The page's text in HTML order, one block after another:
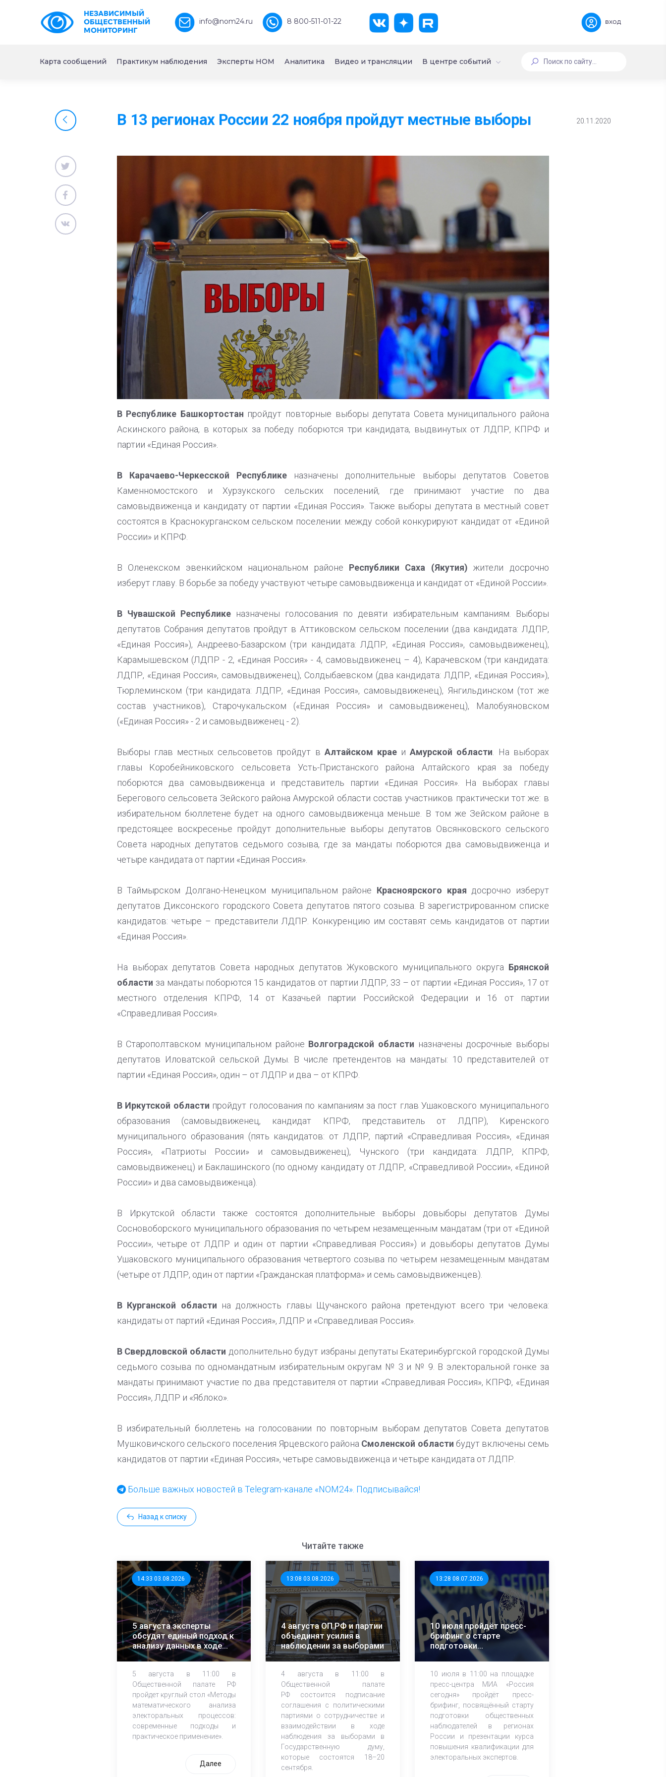
НЕЗАВИСИМЫЙ
ОБЩЕСТВЕННЫЙ
МОНИТОРИНГ
info@nom24.ru 8 800-511-01-22 вход
Карта сообщений Практикум наблюдения Эксперты НОМ Аналитика Видео и трансляции В центре событий
В 13 регионах России 22 ноября пройдут местные выборы 20.11.2020
В Республике Башкортостан пройдут повторные выборы депутата Совета муниципального района
Аскинского района, в которых за победу поборются три кандидата, выдвинутых от ЛДПР, КПРФ и
партии «Единая Россия».
В Карачаево-Черкесской Республике назначены дополнительные выборы депутатов Советов
Каменномостского и Хурзукского сельских поселений, где принимают участие по два
самовыдвиженца и кандидату от партии «Единая Россия». Также выборы депутата в местный совет
состоятся в Краснокурганском сельском поселении: между собой конкурируют кандидат от «Единой
России» и КПРФ.
В Оленекском эвенкийском национальном районе Республики Саха (Якутия) жители досрочно
изберут главу. В борьбе за победу участвуют четыре самовыдвиженца и кандидат от «Единой России».
В Чувашской Республике назначены голосования по девяти избирательным кампаниям. Выборы
депутатов Собрания депутатов пройдут в Аттиковском сельском поселении (два кандидата: ЛДПР,
«Единая Россия»), Андреево-Базарском (три кандидата: ЛДПР, «Единая Россия», самовыдвиженец),
Карамышевском (ЛДПР - 2, «Единая Россия» - 4, самовыдвиженец – 4), Карачевском (три кандидата:
ЛДПР, «Единая Россия», самовыдвиженец), Солдыбаевском (два кандидата: ЛДПР, «Единая Россия»),
Тюрлеминском (три кандидата: ЛДПР, «Единая Россия», самовыдвиженец), Янгильдинском (тот же
состав участников), Старочукальском («Единая Россия» и самовыдвиженец), Малобуяновском
(«Единая Россия» - 2 и самовыдвиженец - 2).
Выборы глав местных сельсоветов пройдут в Алтайском краеиАмурской области . На выборах
главы Коробейниковского сельсовета Усть-Пристанского района Алтайского края за победу
поборются два самовыдвиженца и представитель партии «Единая Россия». На выборах главы
Берегового сельсовета Зейского района Амурской области состав участников практически тот же: в
избирательном бюллетене будет на одного самовыдвиженца меньше. В том же Зейском районе в
предстоящее воскресенье пройдут дополнительные выборы депутатов Овсянковского сельского
Совета народных депутатов седьмого созыва, где за мандаты поборются два самовыдвиженца и
четыре кандидата от партии «Единая Россия».
В Таймырском Долгано-Ненецком муниципальном районе Красноярского края досрочно изберут
депутатов Диксонского городского Совета депутатов пятого созыва. В зарегистрированном списке
кандидатов: четыре – представители ЛДПР. Конкуренцию им составят семь кандидатов от партии
«Единая Россия».
На выборах депутатов Совета народных депутатов Жуковского муниципального округа Брянской
области за мандаты поборются 15 кандидатов от партии ЛДПР, 33 – от партии «Единая Россия», 17 от
местного отделения КПРФ, 14 от Казачьей партии Российской Федерации и 16 от партии
«Справедливая Россия».
В Старополтавском муниципальном районе Волгоградской области назначены досрочные выборы
депутатов Иловатской сельской Думы. В числе претендентов на мандаты: 10 представителей от
партии «Единая Россия», один – от ЛДПР и два – от КПРФ.
В Иркутской области пройдут голосования по кампаниям за пост глав Ушаковского муниципального
образования (самовыдвиженец, кандидат КПРФ, представитель от ЛДПР), Киренского
муниципального образования (пять кандидатов: от ЛДПР, партий «Справедливая Россия», «Единая
Россия», «Патриоты России» и самовыдвиженец), Чунского (три кандидата: ЛДПР, КПРФ,
самовыдвиженец) и Баклашинского (по одному кандидату от ЛДПР, «Справедливой России», «Единой
России» и два самовыдвиженца).
В Иркутской области также состоятся дополнительные выборы довыборы депутатов Думы
Сосновоборского муниципального образования по четырем незамещенным мандатам (три от «Единой
России», четыре от ЛДПР и один от партии «Справедливая Россия») и довыборы депутатов Думы
Ушаковского муниципального образования четвертого созыва по четырем незамещенным мандатам
(четыре от ЛДПР, один от партии «Гражданская платформа» и семь самовыдвиженцев).
В Курганской области на должность главы Щучанского района претендуют всего три человека:
кандидаты от партий «Единая Россия», ЛДПР и «Справедливая Россия».
В Свердловской области дополнительно будут избраны депутаты Екатеринбургской городской Думы
седьмого созыва по одномандатным избирательным округам № 3 и № 9. В электоральной гонке за
мандаты принимают участие по два представителя от партии «Справедливая Россия», КПРФ, «Единая
Россия», ЛДПР и «Яблоко».
В избирательный бюллетень на голосовании по повторным выборам депутатов Совета депутатов
Мушковичского сельского поселения Ярцевского района Смоленской областибудут включены семь
кандидатов от партии «Единая Россия», четыре самовыдвиженца и четыре кандидата от ЛДПР.
Больше важных новостей в Telegram-канале «NOM24». Подписывайся!
Назад к списку
Читайте также
14:33 03.08.2026
5 августа эксперты
обсудят единый подход к
анализу данных в ходе
ЕДГ-2026
5 августа в 11:00 в
Общественной палате РФ
пройдет круглый стол «Методы
математического анализа
электоральных процессов:
современные подходы и
практическое применение».
Далее
13:08 03.08.2026
4 августа ОП РФ и партии
объединят усилия в
наблюдении за выборами
4 августа в 11:00 в
Общественной палате
РФ состоится подписание
соглашения с политическими
партиями о сотрудничестве и
взаимодействии в ходе
наблюдения за выборами в
Государственную думу,
которые состоятся 18–20
сентября.
13:28 08.07.2026
10 июля пройдёт пресс-
брифинг о старте
подготовки
общественных
10 июля в 11:00 на площадке
пресс-центра МИА «Россия
сегодня» пройдёт пресс-
брифинг, посвящённый cтарту
подготовки общественных
наблюдателей в регионах
России и презентации курса
повышения квалификации для
электоральных экспертов.